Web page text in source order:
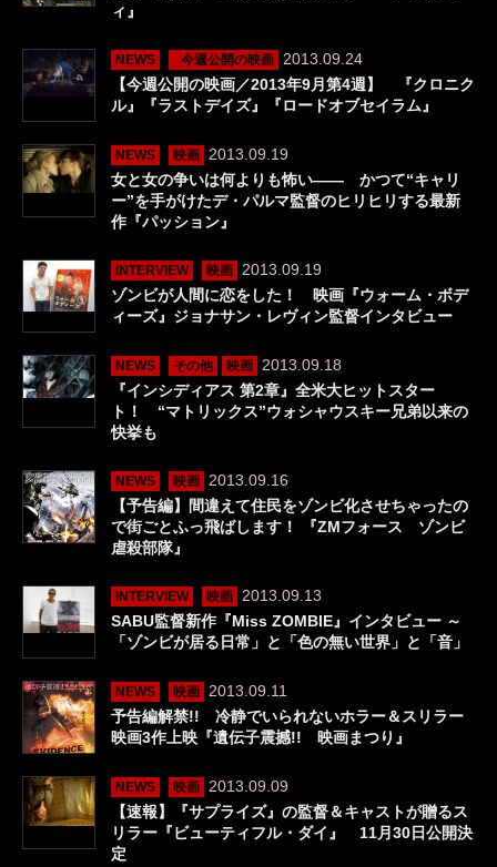
ィ』
NEWS _今週公開の映画
2013.09.24
【今週公開の映画／2013年9月第4週】 『クロニク
ル』『ラストデイズ』『ロードオブセイラム』
NEWS 映画
2013.09.19
女と女の争いは何よりも怖い―― かつて“キャリ
ー”を手がけたデ・パルマ監督のヒリヒリする最新
作『パッション』
INTERVIEW 映画
2013.09.19
ゾンビが人間に恋をした！ 映画『ウォーム・ボデ
ィーズ』ジョナサン・レヴィン監督インタビュー
NEWS その他 映画
2013.09.18
『インシディアス 第2章』全米大ヒットスター
ト！ “マトリックス”ウォシャウスキー兄弟以来の
快挙も
NEWS 映画
2013.09.16
【予告編】間違えて住民をゾンビ化させちゃったの
で街ごとふっ飛ばします！ 『ZMフォース ゾンビ
虐殺部隊』
INTERVIEW 映画
2013.09.13
SABU監督新作『Miss ZOMBIE』インタビュー ～
「ゾンビが居る日常」と「色の無い世界」と「音」
NEWS 映画
2013.09.11
予告編解禁!! 冷静でいられないホラー＆スリラー
映画3作上映『遺伝子震撼!! 映画まつり』
NEWS 映画
2013.09.09
【速報】『サプライズ』の監督＆キャストが贈るス
リラー『ビューティフル・ダイ』 11月30日公開決
定